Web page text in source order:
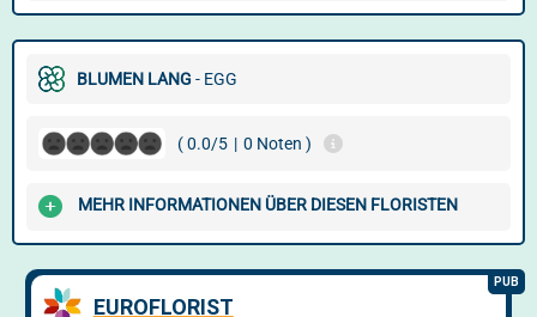
BLUMEN LANG - EGG
( 0.0/5 | 0 Noten )
MEHR INFORMATIONEN ÜBER DIESEN FLORISTEN